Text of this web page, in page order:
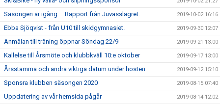
Säsongen är igång – Rapport från Juvasslägret. 2019-10-02 16:16
Ebba Sjöqvist - från U10 till skidgymnasiet. 2019-09-30 12:07
Anmälan till träning öppnar Söndag 22/9 2019-09-21 13:00
Kallelse till Årsmöte och klubbkväll 10:e oktober 2019-09-17 13:00
Årsstämma och andra viktiga datum under hösten 2019-09-12 15:10
Sponsra klubben säsongen 2020 2019-08-15 07:40
Uppdatering av vår hemsida pågår 2019-08-14 12:02